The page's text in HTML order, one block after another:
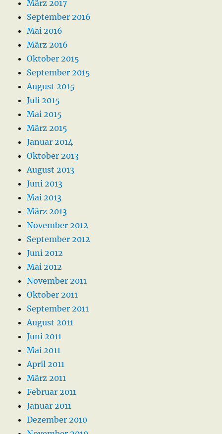
März 2017
September 2016
Mai 2016
März 2016
Oktober 2015
September 2015
August 2015
Juli 2015
Mai 2015
März 2015
Januar 2014
Oktober 2013
August 2013
Juni 2013
Mai 2013
März 2013
November 2012
September 2012
Juni 2012
Mai 2012
November 2011
Oktober 2011
September 2011
August 2011
Juni 2011
Mai 2011
April 2011
März 2011
Februar 2011
Januar 2011
Dezember 2010